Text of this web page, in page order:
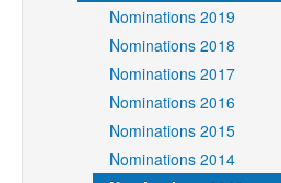
Nominations 2019
Nominations 2018
Nominations 2017
Nominations 2016
Nominations 2015
Nominations 2014